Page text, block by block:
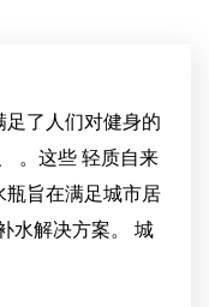
了人们对健身的
。这些 轻质自来
旨在满足城市居
水解决方案。 城